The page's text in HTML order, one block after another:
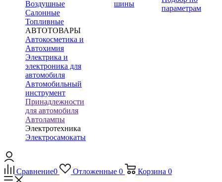
Воздушные
Салонные
Топливные
АВТОТОВАРЫ
Автокосметика и
Автохимия
Электрика и
электроника для
автомобиля
Автомобильный
инструмент
Принадлежности
для автомобиля
Автолампы
Электротехника
Электросамокаты
шины
параметрам
Сравнение0 Отложенные 0 Корзина 0